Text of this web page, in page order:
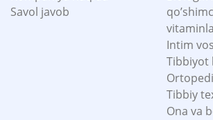
Savol javob
Intim
Tibbiyot
Tibbiy
Ona va